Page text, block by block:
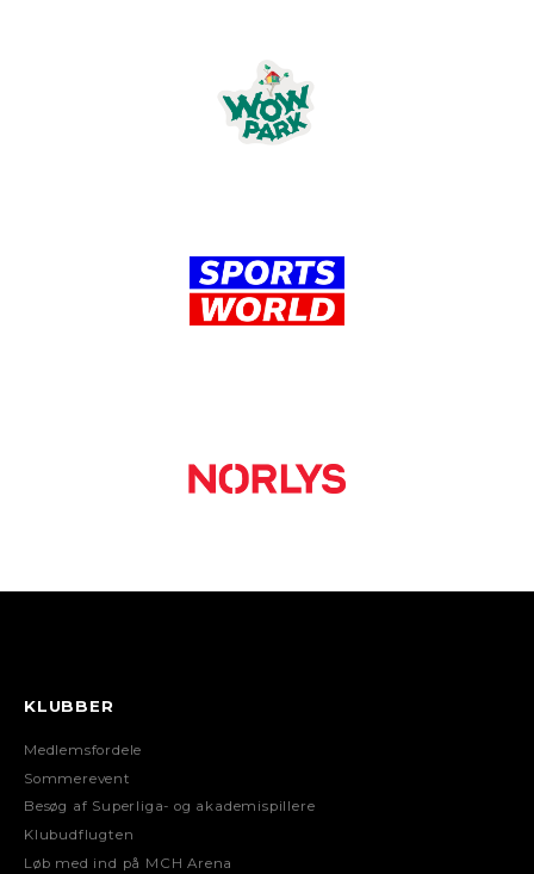
KLUBBER
Medlemsfordele
Sommerevent
Besøg af Superliga- og akademispillere
Klubudflugten
Løb med ind på MCH Arena